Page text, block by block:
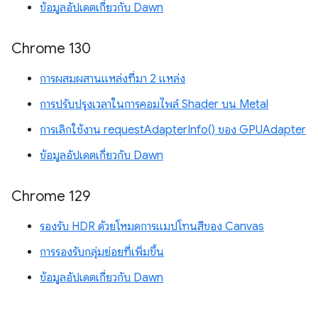
ข้อมูลอัปเดตเกี่ยวกับ Dawn
Chrome 130
การผสมผสานแหล่งที่มา 2 แหล่ง
การปรับปรุงเวลาในการคอมไพล์ Shader บน Metal
การเลิกใช้งาน requestAdapterInfo() ของ GPUAdapter
ข้อมูลอัปเดตเกี่ยวกับ Dawn
Chrome 129
รองรับ HDR ด้วยโหมดการแมปโทนสีของ Canvas
การรองรับกลุ่มย่อยที่เพิ่มขึ้น
ข้อมูลอัปเดตเกี่ยวกับ Dawn